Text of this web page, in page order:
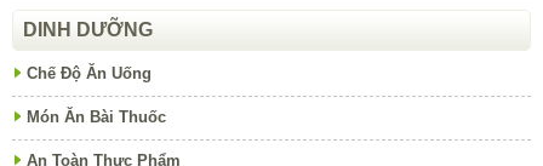
DINH DƯỠNG
Chế Độ Ăn Uống
Món Ăn Bài Thuốc
An Toàn Thực Phẩm